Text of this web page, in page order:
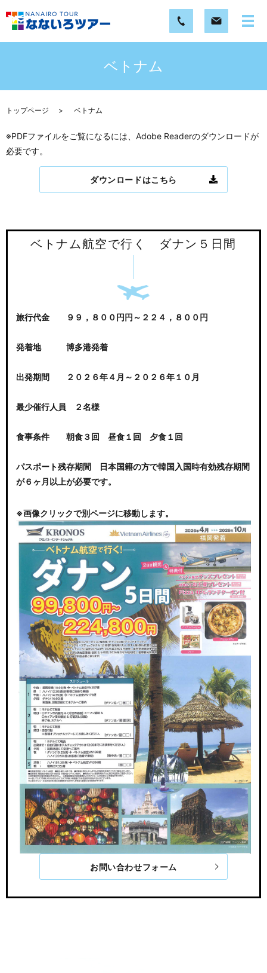
ベトナム
トップページ ベトナム
※PDFファイルをご覧になるには、Adobe Readerのダウンロードが
必要です。
ダウンロードはこちら
ベトナム航空で行く ダナン５日間
旅行代金 ９９，８００円円～２２４，８００円
発着地 博多港発着
出発期間 ２０２６年４月～２０２６年１０月
最少催行人員 ２名様
食事条件 朝食３回 昼食１回 夕食１回
パスポート残存期間 日本国籍の方で韓国入国時有効残存期間
が６ヶ月以上が必要です。
※画像クリックで別ページに移動します。
お問い合わせフォーム